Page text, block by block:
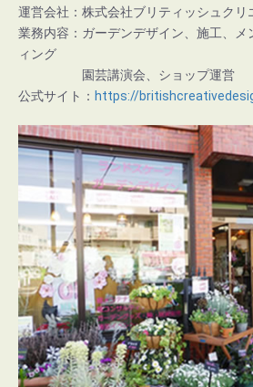
運営会社：株式会社ブリティッシュクリ
業務内容：ガーデンデザイン、施工、メ
ィング
園芸講演会、ショップ運営
公式サイト： https://